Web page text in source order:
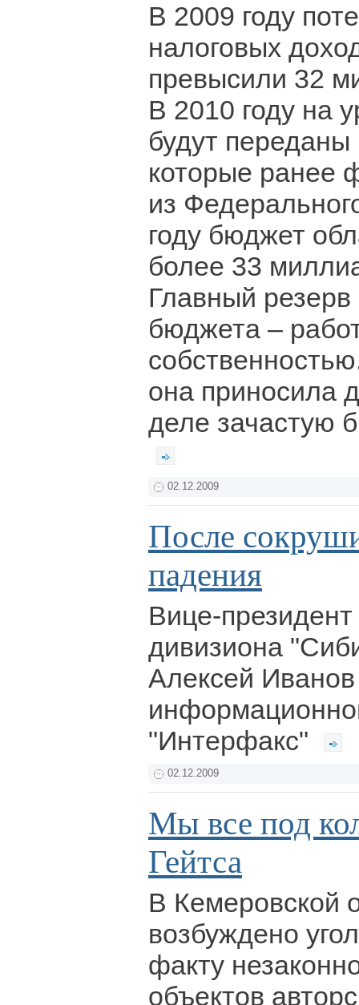
В 2009 году
налоговых
превысили 32
В 2010 году на
будут
которые ранее
из
году бюджет
более 33
Главный
бюджета –
она приносила
деле зачастую
02.12.2009
После
падения
Вице-
дивизиона
Алексей
"Интерфакс"
02.12.2009
Мы все под
Гейтса
В Кемеровской
возбуждено
факту
объектов